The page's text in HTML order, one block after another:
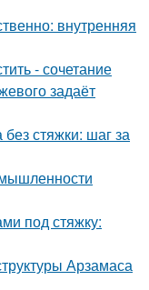
внутренняя
- сочетание
задаёт
без стяжки: шаг за
под стяжку:
Арзамаса